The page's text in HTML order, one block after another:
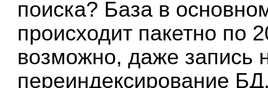
поиска? База в
происходит пакетно по
возможно, даже запись
переиндексирование